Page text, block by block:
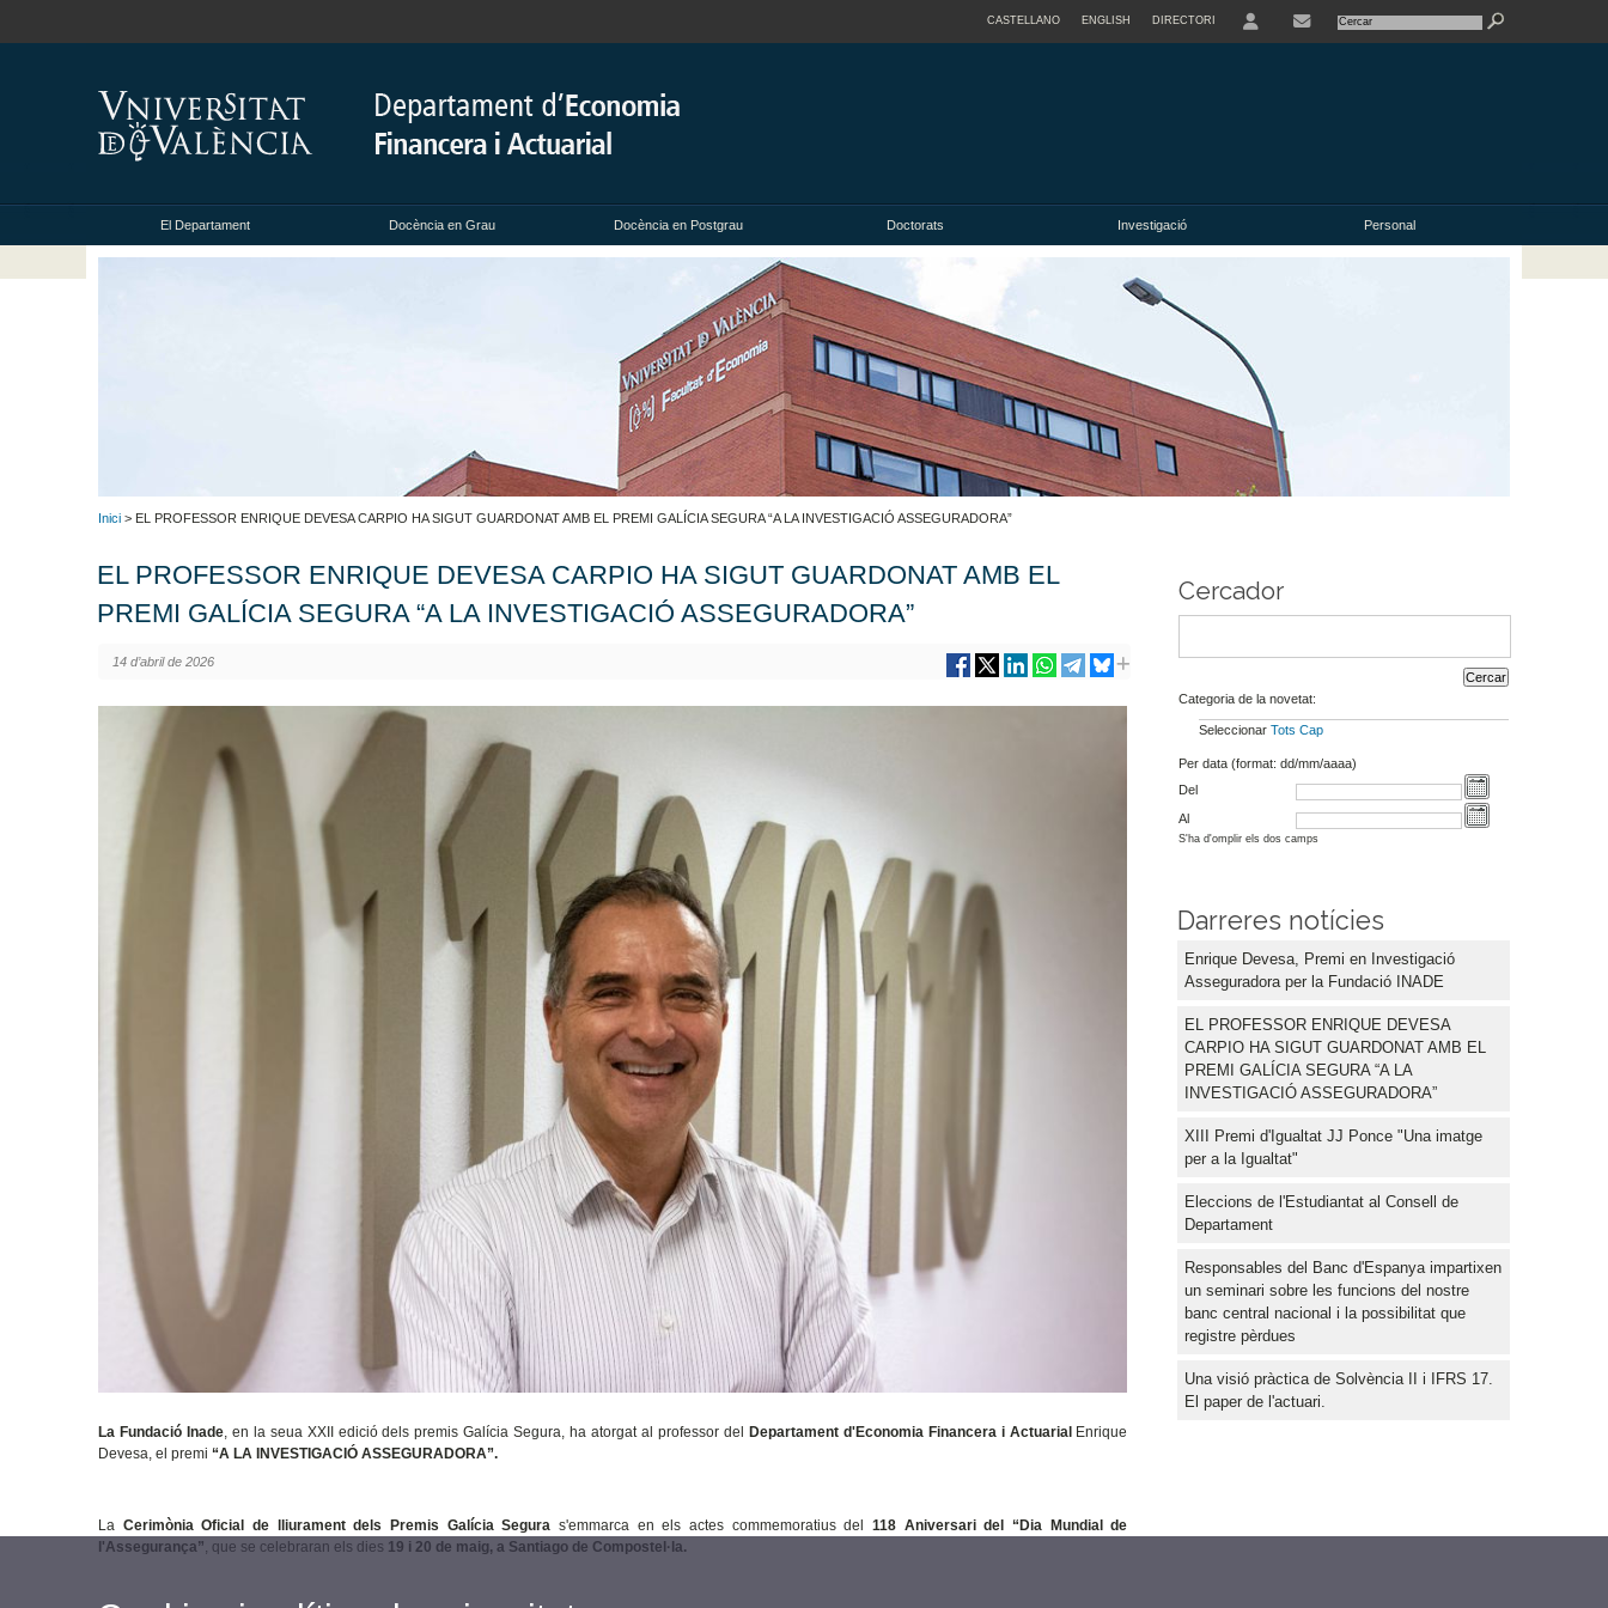
CASTELLANO ENGLISH DIRECTORI
El Departament Docència en Grau Docència en Postgrau Doctorats Investigació Personal
Inici > EL PROFESSOR ENRIQUE DEVESA CARPIO HA SIGUT GUARDONAT AMB EL PREMI GALÍCIA SEGURA “A LA INVESTIGACIÓ ASSEGURADORA”
EL PROFESSOR ENRIQUE DEVESA CARPIO HA SIGUT GUARDONAT AMB EL
PREMI GALÍCIA SEGURA “A LA INVESTIGACIÓ ASSEGURADORA”
14 d’abril de 2026
La Fundació Inade, en la seua XXII edició dels premis Galícia Segura, ha atorgat al professor del Departament d'Economia Financera i ActuarialEnrique
Devesa, el premi“A LA INVESTIGACIÓ ASSEGURADORA”.
La Cerimònia Oficial de lliurament dels Premis Galícia Segura s'emmarca en els actes commemoratius del118 Aniversari del “Dia Mundial de
l'Assegurança” , que se celebraran els dies 19 i 20 de maig, a Santiago de Compostel·la.
Cercador
Categoria de la novetat:
Seleccionar Tots Cap
Per data (format: dd/mm/aaaa)
Del
Al
S'ha d'omplir els dos camps
Darreres notícies
Enrique Devesa, Premi en Investigació
Asseguradora per la Fundació INADE
EL PROFESSOR ENRIQUE DEVESA
CARPIO HA SIGUT GUARDONAT AMB EL
PREMI GALÍCIA SEGURA “A LA
INVESTIGACIÓ ASSEGURADORA”
XIII Premi d'Igualtat JJ Ponce "Una imatge
per a la Igualtat"
Eleccions de l'Estudiantat al Consell de
Departament
Responsables del Banc d'Espanya impartixen
un seminari sobre les funcions del nostre
banc central nacional i la possibilitat que
registre pèrdues
Una visió pràctica de Solvència II i IFRS 17.
El paper de l'actuari.